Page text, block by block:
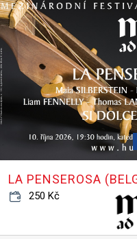
LA PENSEROSA
250 Kč